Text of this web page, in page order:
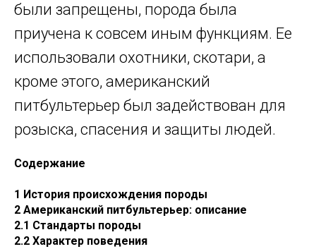
были запрещены, порода была
приучена к совсем иным функциям. Ее
использовали охотники, скотари, а
кроме этого, американский
питбультерьер был задействован для
розыска, спасения и защиты людей.
Содержание
1 История происхождения породы
2 Американский питбультерьер: описание
2.1 Стандарты породы
2.2 Характер поведения